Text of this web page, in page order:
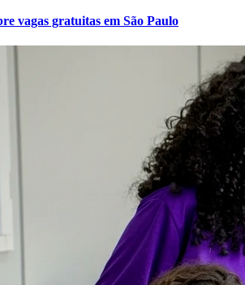
vagas gratuitas em São Paulo